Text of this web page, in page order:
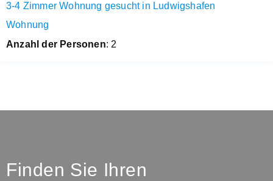
3-4 Zimmer Wohnung gesucht in Ludwigshafen
Wohnung
Anzahl der Personen: 2
Finden Sie Ihren